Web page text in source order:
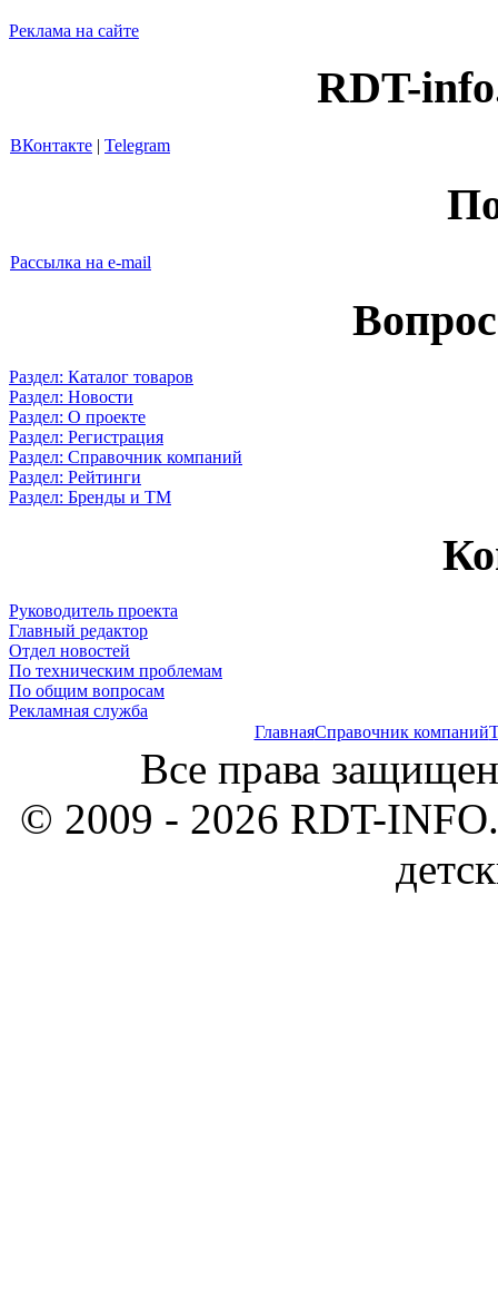
Реклама на сайте
RDT-
ВКонтакте | Telegram
Рассылка на e-mail
Раздел: Каталог товаров
Раздел: Новости
Раздел: О проекте
Раздел: Регистрация
Раздел: Справочник компаний
Раздел: Рейтинги
Раздел: Бренды и ТМ
Руководитель проекта
Главный редактор
Отдел новостей
По техническим проблемам
По общим вопросам
Рекламная служба
ГлавнаяСправочник компаний
Все права
© 2009 - 2026 RDT-